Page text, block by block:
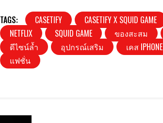
TAGS: CASETIFY CASETIFY X SQUID GAME
NETFLIX
SQUID GAME ของสะสม
ดีไซน์ล้ำ
อุปกรณ์เสริม เคส IPHONE
แฟชั่น